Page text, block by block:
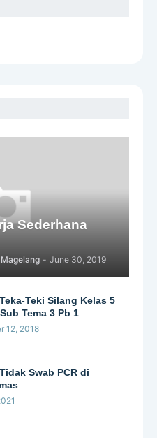
Sederhana
- June 30, 2019
Teki Silang Kelas 5
Tema 3 Pb 1
12, 2018
Swab PCR di